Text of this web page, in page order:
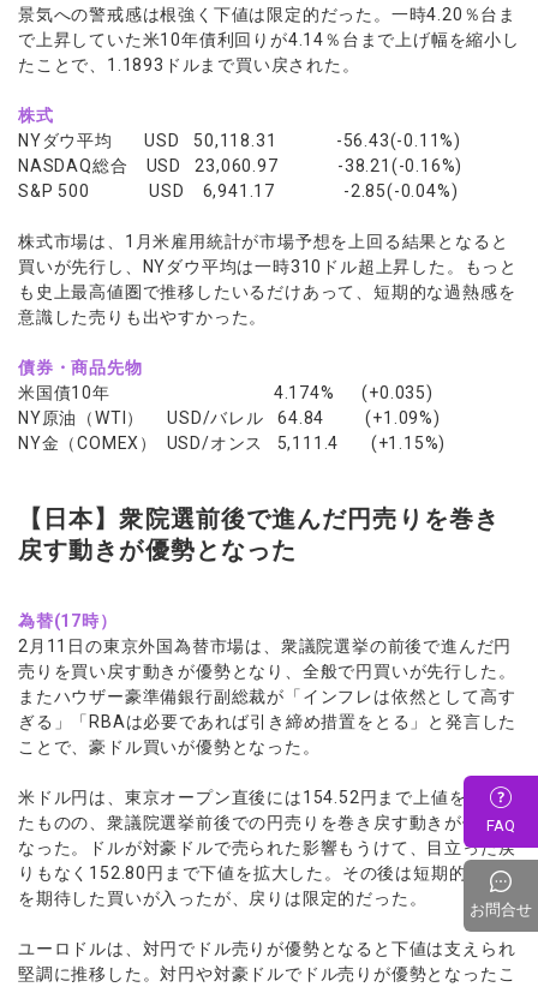
景気への警戒感は根強く下値は限定的だった。一時4.20％台ま
で上昇していた米10年債利回りが4.14％台まで上げ幅を縮小し
たことで、1.1893ドルまで買い戻された。
株式
NYダウ平均 USD 50,118.31 -56.43(-0.11%)
NASDAQ総合 USD 23,060.97 -38.21(-0.16%)
S&P 500 USD 6,941.17 -2.85(-0.04%)
株式市場は、1月米雇用統計が市場予想を上回る結果となると
買いが先行し、NYダウ平均は一時310ドル超上昇した。もっと
も史上最高値圏で推移したいるだけあって、短期的な過熱感を
意識した売りも出やすかった。
債券・商品先物
米国債10年 4.174% (+0.035)
NY原油（WTI） USD/バレル 64.84 (+1.09%)
NY金（COMEX） USD/オンス 5,111.4 (+1.15%)
【日本】衆院選前後で進んだ円売りを巻き
戻す動きが優勢となった
為替(17時）
2月11日の東京外国為替市場は、衆議院選挙の前後で進んだ円
売りを買い戻す動きが優勢となり、全般で円買いが先行した。
またハウザー豪準備銀行副総裁が「インフレは依然として高す
ぎる」「RBAは必要であれば引き締め措置をとる」と発言した
ことで、豪ドル買いが優勢となった。
米ドル円は、東京オープン直後には154.52円まで上値を伸ばし
たものの、衆議院選挙前後での円売りを巻き戻す動きが優勢と
なった。ドルが対豪ドルで売られた影響もうけて、目立った戻
りもなく152.80円まで下値を拡大した。その後は短期的な戻り
を期待した買いが入ったが、戻りは限定的だった。
ユーロドルは、対円でドル売りが優勢となると下値は支えられ
堅調に推移した。対円や対豪ドルでドル売りが優勢となったこ
FAQ
お問合せ